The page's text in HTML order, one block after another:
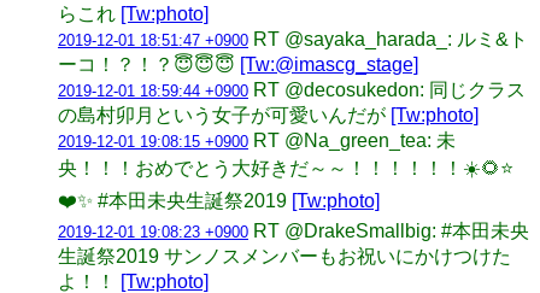
らこれ [Tw:photo]
2019-12-01 18:51:47 +0900 RT @sayaka_harada_: ルミ&ト
ーコ！？！？😇😇😇 [Tw:@imascg_stage]
2019-12-01 18:59:44 +0900 RT @decosukedon: 同じクラス
の島村卯月という女子が可愛いんだが [Tw:photo]
2019-12-01 19:08:15 +0900 RT @Na_green_tea: 未
央！！！おめでとう大好きだ～～！！！！！！☀️🌻⭐
❤️✨ #本田未央生誕祭2019 [Tw:photo]
2019-12-01 19:08:23 +0900 RT @DrakeSmallbig: #本田未央
生誕祭2019 サンノスメンバーもお祝いにかけつけた
よ！！
[Tw:photo]